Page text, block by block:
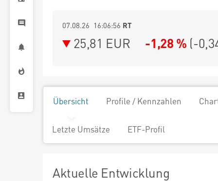
07.08.26 16:06:56 RT
25,81 EUR -1,28 % (-
Übersicht Profile / Kennzahlen
Letzte Umsätze ETF-Profil
Aktuelle Entwicklung